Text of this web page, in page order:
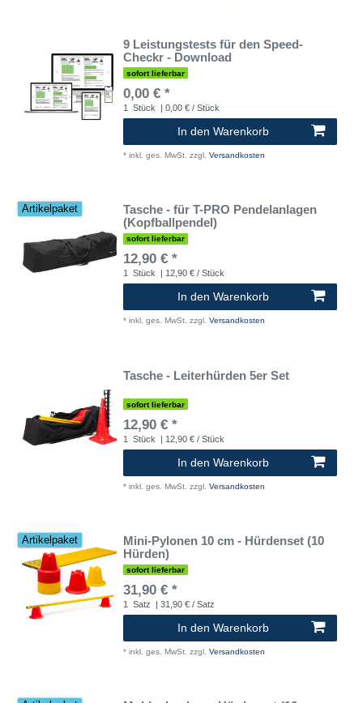
9 Leistungstests für den Speed-
Checkr - Download
sofort lieferbar
0,00 € *
1 Stück | 0,00 € / Stück
In den Warenkorb
* inkl. ges. MwSt. zzgl. Versandkosten
Artikelpaket
Tasche - für T-PRO Pendelanlagen
(Kopfballpendel)
sofort lieferbar
12,90 € *
1 Stück | 12,90 € / Stück
In den Warenkorb
* inkl. ges. MwSt. zzgl. Versandkosten
Tasche - Leiterhürden 5er Set
sofort lieferbar
12,90 € *
1 Stück | 12,90 € / Stück
In den Warenkorb
* inkl. ges. MwSt. zzgl. Versandkosten
Artikelpaket
Mini-Pylonen 10 cm - Hürdenset (10
Hürden)
sofort lieferbar
31,90 € *
1 Satz | 31,90 € / Satz
In den Warenkorb
* inkl. ges. MwSt. zzgl. Versandkosten